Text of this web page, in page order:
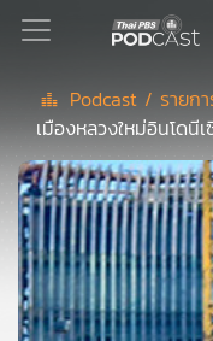
Podcast
เพล
ย์
ลิ
สต์
แนะนำ
Podcast / รายก
เมืองหลวงใหม่อินโดนี